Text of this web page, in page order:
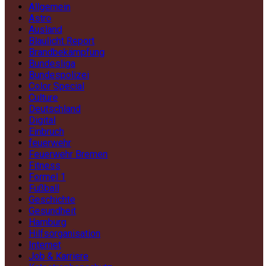
Allgemein
Astro
Ausland
Blaulicht Report
Brandbekämpfung
Bundesliga
Bundespolizei
Color Special
Culture
Deutschland
Digital
Einbruch
feuerwehr
Feuerwehr Bremen
Fitness
Formel 1
Fußball
Geschichte
Gesundheit
Hamburg
Hilfsorganisation
Internet
Job & Karriere